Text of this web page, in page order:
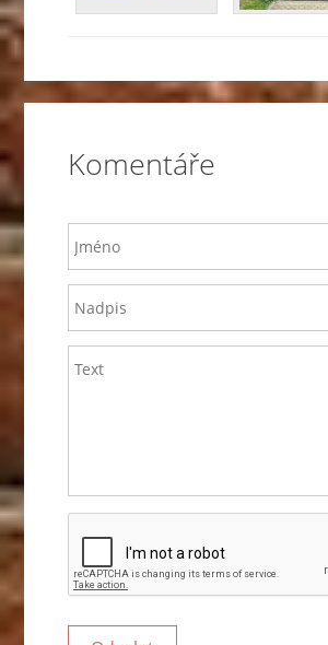
Komentáře